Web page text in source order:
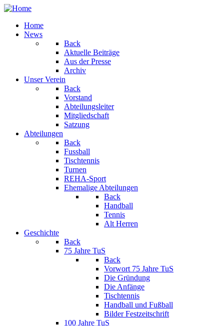
Home
News
Back
Aktuelle Beiträge
Aus der Presse
Archiv
Unser Verein
Back
Vorstand
Abteilungsleiter
Mitgliedschaft
Satzung
Abteilungen
Back
Fussball
Tischtennis
Turnen
REHA-Sport
Ehemalige Abteilungen
Back
Handball
Tennis
Alt Herren
Geschichte
Back
75 Jahre TuS
Back
Vorwort 75 Jahre TuS
Die Gründung
Die Anfänge
Tischtennis
Handball und Fußball
Bilder Festzeitschrift
100 Jahre TuS